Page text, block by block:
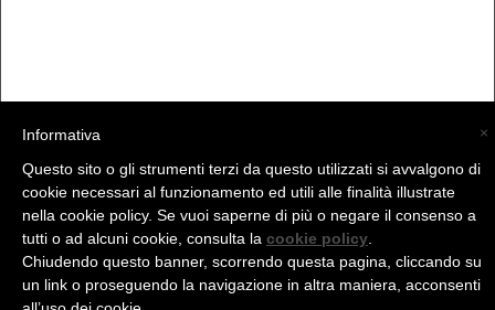
(C) La Valtellina - info@la-valtellina.com -
×
Informativa
Questo sito o gli strumenti terzi da questo utilizzati si avvalgono di
cookie necessari al funzionamento ed utili alle finalità illustrate
nella cookie policy. Se vuoi saperne di più o negare il consenso a
tutti o ad alcuni cookie, consulta la cookie policy
Chiudendo questo banner, scorrendo questa pagina, cliccando su
un link o proseguendo la navigazione in altra maniera, acconsenti